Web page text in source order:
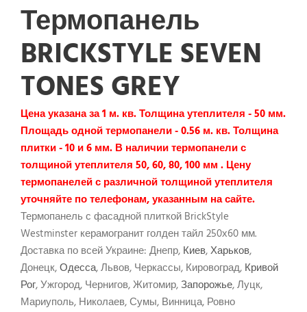
Термопанель
BRICKSTYLE SEVEN
TONES GREY
Цена указана за 1 м. кв. Толщина утеплителя - 50 мм.
Площадь одной термопанели - 0.56 м. кв. Толщина
плитки - 10 и 6 мм. В наличии термопанели с
толщиной утеплителя 50, 60, 80, 100 мм . Цену
термопанелей с различной толщиной утеплителя
уточняйте по телефонам, указанным на сайте.
Термопанель с фасадной плиткой BrickStyle
Westminster керамогранит голден тайл 250х60 мм.
Доставка по всей Украине: Днепр, Киев,Харьков,
Донецк,Одесса, Львов, Черкассы, Кировоград, Кривой
Рог, Ужгород, Чернигов, Житомир,Запорожье, Луцк,
Мариуполь, Николаев, Сумы, Винница, Ровно